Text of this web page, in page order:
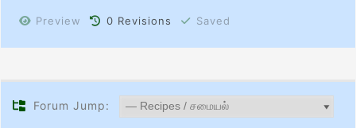
Preview 0 Revisions Saved
Forum Jump: